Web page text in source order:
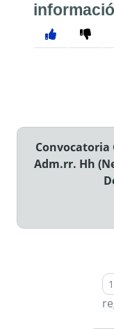
Convocatoria
Adm.rr. Hh